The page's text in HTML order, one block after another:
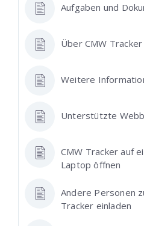
Aufgaben und
Über CMW Tracker
Weitere
Unterstützte
CMW Tracker auf
Laptop öffnen
Andere Personen
Tracker einladen